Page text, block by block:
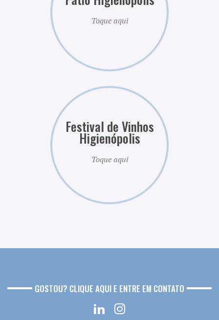
Toque aqui
Festival de Vinhos
Higienópolis
Toque aqui
GOSTOU? CLIQUE AQUI E ENTRE EM CONTATO